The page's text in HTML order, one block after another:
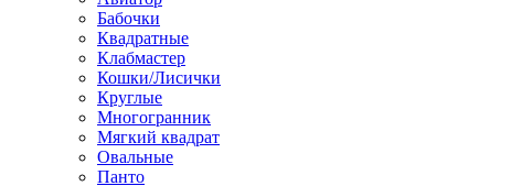
Бабочки
Квадратные
Клабмастер
Кошки/Лисички
Круглые
Многогранник
Мягкий квадрат
Овальные
Панто